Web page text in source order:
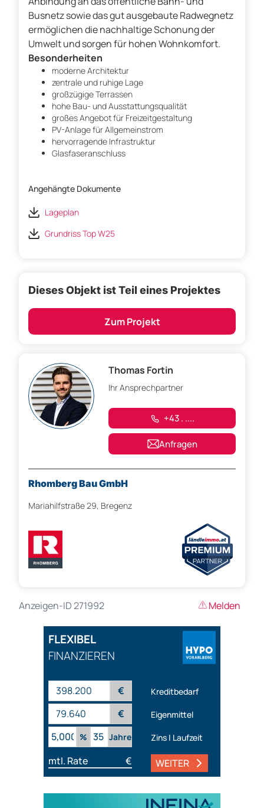
Busnetz sowie das gut ausgebaute Radwegnetz
ermöglichen die nachhaltige Schonung der
Umwelt und sorgen für hohen Wohnkomfort.
Besonderheiten
moderne Architektur
zentrale und ruhige Lage
großzügige Terrassen
hohe Bau- und Ausstattungsqualität
großes Angebot für Freizeitgestaltung
PV-Anlage für Allgemeinstrom
hervorragende Infrastruktur
Glasfaseranschluss
Angehängte Dokumente
Lageplan
Grundriss Top W25
Dieses Objekt ist Teil eines Projektes
Zum Projekt
Thomas Fortin
Ihr Ansprechpartner
+43 . ....
Anfragen
Rhomberg Bau GmbH
Mariahilfstraße 29, Bregenz
Anzeigen-ID 271992 Melden
FLEXIBEL
FINANZIEREN
€ Kreditbedarf
€
Eigenmittel
%
Jahre Zins | Laufzeit
mtl. Rate € WEITER